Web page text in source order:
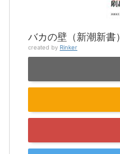
バカの壁（新潮新書）
created by Rinker